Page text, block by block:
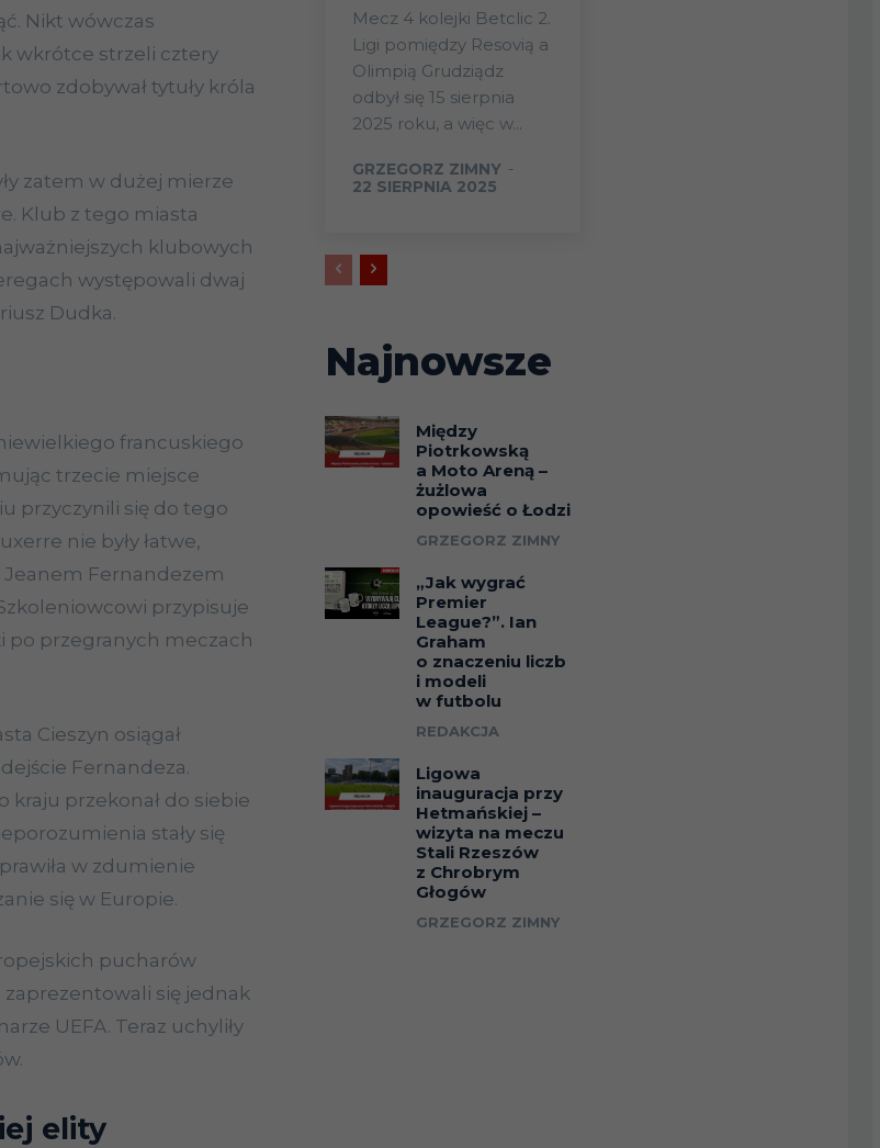
Nikt wówczas
wkrótce strzeli cztery
zdobywał tytuły króla
zatem w dużej mierze
Klub z tego miasta
klubowych
występowali dwaj
Dudka.
francuskiego
trzecie miejsce
przyczynili się do tego
nie były łatwe,
Fernandezem
przypisuje
po przegranych meczach
Cieszyn osiągał
Fernandeza.
przekonał do siebie
stały się
w zdumienie
się w Europie.
pucharów
się jednak
UEFA. Teraz uchyliły
elity
Mecz 4 kolejki Betclic 2.
Ligi pomiędzy Resovią a
Olimpią Grudziądz
odbył się 15 sierpnia
2025 roku, a więc w...
GRZEGORZ ZIMNY -
22 SIERPNIA 2025
Najnowsze
Między
Piotrkowską
a Moto Areną –
żużlowa
opowieść o Łodzi
GRZEGORZ ZIMNY
„Jak wygrać
Premier
League?”. Ian
Graham
o znaczeniu liczb
i modeli
w futbolu
REDAKCJA
Ligowa
inauguracja przy
Hetmańskiej –
wizyta na meczu
Stali Rzeszów
z Chrobrym
Głogów
GRZEGORZ ZIMNY